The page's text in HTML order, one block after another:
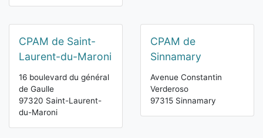
CPAM de Saint-
Laurent-du-Maroni
16 boulevard du général
de Gaulle
97320 Saint-Laurent-
du-Maroni
CPAM de
Sinnamary
Avenue Constantin
Verderoso
97315 Sinnamary